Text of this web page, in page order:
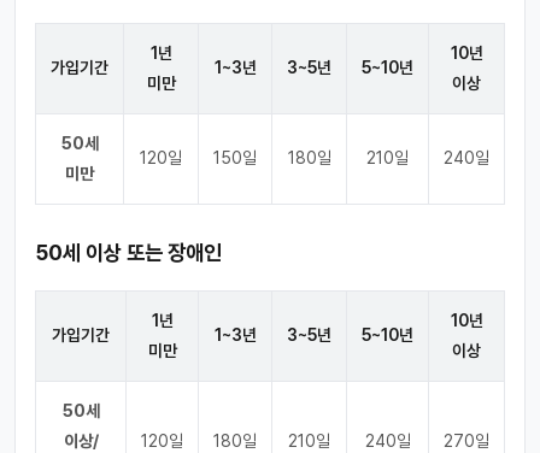
가입기간
1년
미만
1~3년 3~5년 5~10년
10년
이상
50세
미만
120일 150일 180일 210일 240일
50세 이상 또는 장애인
가입기간
1년
미만
1~3년 3~5년 5~10년
10년
이상
50세
이상/
120일 180일 210일 240일 270일